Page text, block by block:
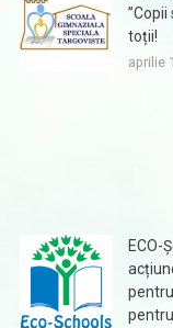
toții!
aprilie
ECO-